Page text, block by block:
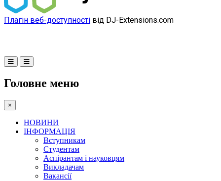
Плагін веб-доступності від DJ-Extensions.com
Головне меню
×
НОВИНИ
ІНФОРМАЦІЯ
Вступникам
Студентам
Аспірантам і науковцям
Викладачам
Вакансії